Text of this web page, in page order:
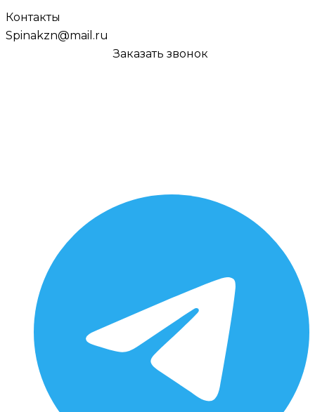
Контакты
Spinakzn@mail.ru
Заказать звонок